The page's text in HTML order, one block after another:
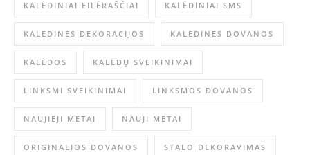
KALĖDINIAI EILĖRAŠČIAI KALĖDINIAI SMS
KALĖDINĖS DEKORACIJOS KALĖDINĖS DOVANOS
KALĖDOS KALĖDŲ SVEIKINIMAI
LINKSMI SVEIKINIMAI LINKSMOS DOVANOS
NAUJIEJI METAI NAUJI METAI
ORIGINALIOS DOVANOS STALO DEKORAVIMAS